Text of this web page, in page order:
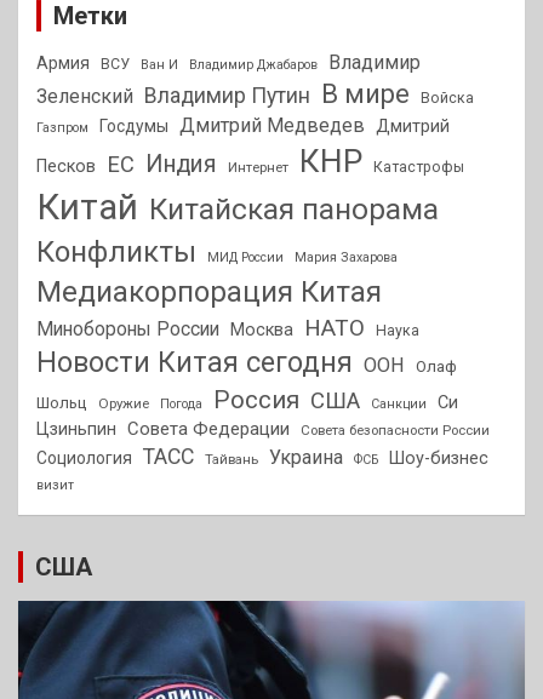
Метки
Армия ВСУ Ван И Владимир Джабаров
Владимир
Зеленский
Владимир Путин В мире Войска
Газпром Госдумы Дмитрий Медведев Дмитрий
Песков
ЕС Индия Интернет КНР Катастрофы
Китай Китайская панорама
Конфликты
МИД России Мария Захарова
Медиакорпорация Китая
Минобороны России Москва НАТО Наука
Новости Китая сегодня ООН
Олаф
Шольц
Оружие Погода Россия США Санкции
Си
Цзиньпин Совета Федерации Совета безопасности России
Социология ТАСС Тайвань Украина ФСБ Шоу-бизнес
визит
США